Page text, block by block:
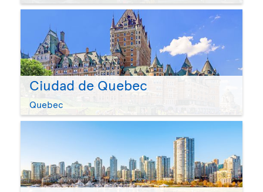
Ciudad de Quebec
Quebec